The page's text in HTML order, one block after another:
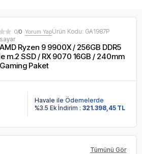
0/0 Yorum YapÜrün Kodu: GA1987P
Ryzen 9 9900X / 256GB DDR5
m.2 SSD / RX 9070 16GB / 240mm
Paket
Havale ile Ödemelerde
%3.5 Ek İndirim : 321.398,45 TL
Tümünü Gör